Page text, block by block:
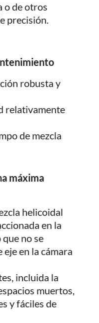
o de otros
precisión.
robusta y
relativamente
de mezcla
máxima
helicoidal
en la
no se
en la cámara
incluida la
muertos,
y fáciles de